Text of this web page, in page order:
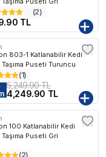
(2)
TL
803-1 Katlanabilir Kedi
Puseti Turuncu
(1)
5,249.90 TL
4,249.90 TL
100 Katlanabilir Kedi
Puseti Gri
(2)